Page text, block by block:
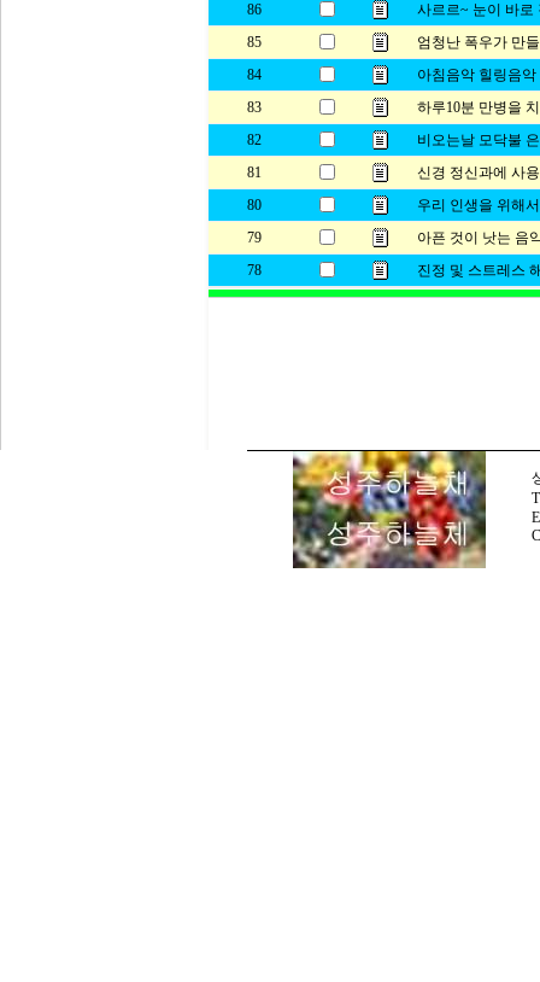
86
사르르~ 눈이 바로
85
엄청난 폭우가 만
84
아침음악 힐링음
83
하루10분 만병을
82
비오는날 모닥불
81
신경 정신과에 사
80
우리 인생을 위해서
79
아픈 것이 낫는 음
78
진정 및 스트레스